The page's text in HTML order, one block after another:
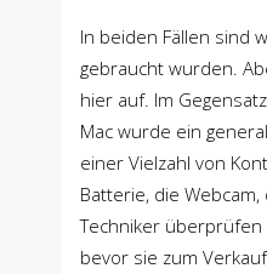
In beiden Fällen sind
gebraucht wurden.
hier auf. Im
Mac wurde ein
einer Vielzahl von
Batterie, die Webcam,
Techniker überprüfen
bevor sie zum